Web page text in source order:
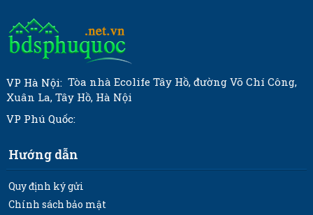
VP Hà Nội: Tòa nhà Ecolife Tây Hồ, đường Võ Chí Công,
Xuân La, Tây Hồ, Hà Nội
VP Phú Quốc:
Hướng dẫn
Quy định ký gửi
Chính sách bảo mật